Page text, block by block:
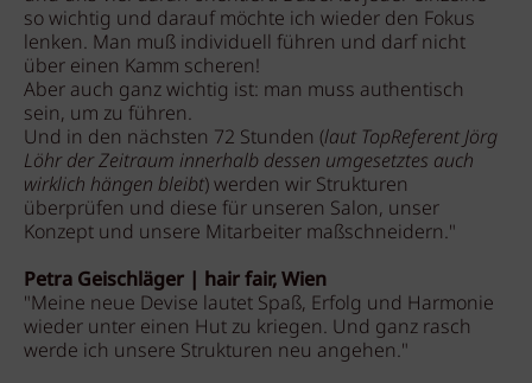
so wichtig und darauf möchte ich wieder den Fokus
lenken. Man muß individuell führen und darf nicht
über einen Kamm scheren!
Aber auch ganz wichtig ist: man muss authentisch
sein, um zu führen.
Und in den nächsten 72 Stunden (laut TopReferent Jörg
Löhr der Zeitraum innerhalb dessen umgesetztes auch
wirklich hängen bleibt) werden wir Strukturen
überprüfen und diese für unseren Salon, unser
Konzept und unsere Mitarbeiter maßschneidern."
Petra Geischläger | hair fair, Wien
"Meine neue Devise lautet Spaß, Erfolg und Harmonie
wieder unter einen Hut zu kriegen. Und ganz rasch
werde ich unsere Strukturen neu angehen."